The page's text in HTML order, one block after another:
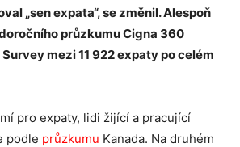
„sen expata“, se změnil. Alespoň
průzkumu Cigna 360
mezi 11 922 expaty po celém
pro expaty, lidi žijící a pracující
podle průzkumu Kanada. Na druhém